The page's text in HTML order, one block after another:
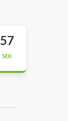
58
SEK